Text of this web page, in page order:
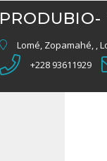
PRODUBIO-
Lomé, Zopamahé, ,
+228 93611929